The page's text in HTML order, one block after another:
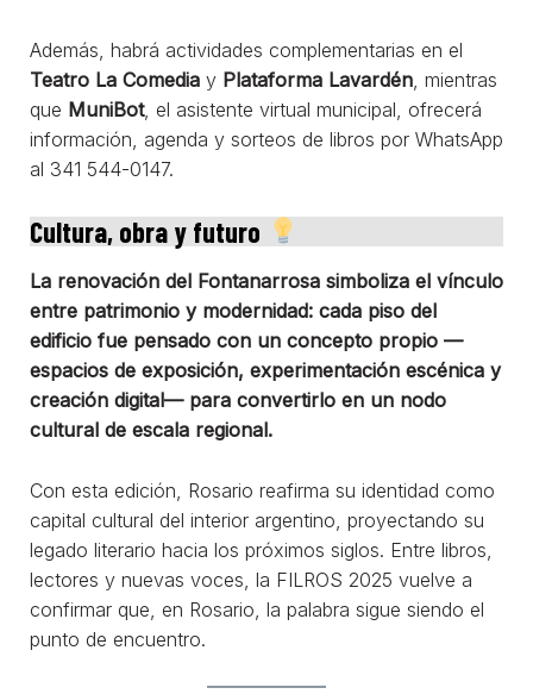
Además, habrá actividades complementarias en el
Teatro La Comedia y Plataforma Lavardén, mientras
que MuniBot, el asistente virtual municipal, ofrecerá
información, agenda y sorteos de libros por WhatsApp
al 341 544-0147.
Cultura, obra y futuro
La renovación del Fontanarrosa simboliza el vínculo
entre patrimonio y modernidad: cada piso del
edificio fue pensado con un concepto propio —
espacios de exposición, experimentación escénica y
creación digital— para convertirlo en un nodo
cultural de escala regional.
Con esta edición, Rosario reafirma su identidad como
capital cultural del interior argentino, proyectando su
legado literario hacia los próximos siglos. Entre libros,
lectores y nuevas voces, la FILROS 2025 vuelve a
confirmar que, en Rosario, la palabra sigue siendo el
punto de encuentro.